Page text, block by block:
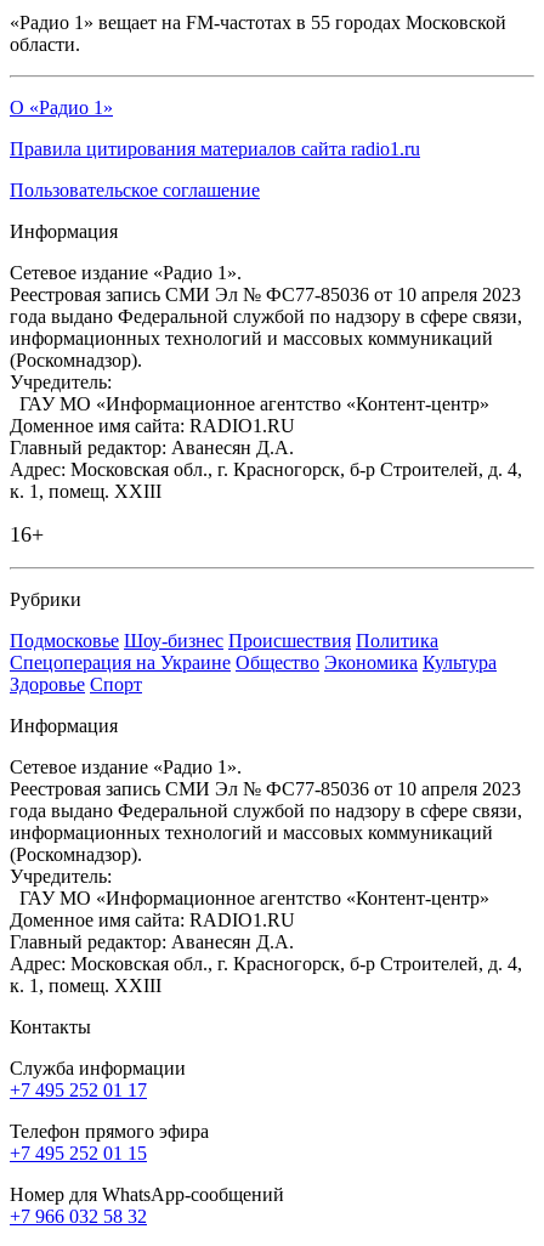
«Радио 1» вещает на FM-частотах в 55 городах Московской
области.
О «Радио 1»
Правила цитирования материалов сайта radio1.ru
Пользовательское соглашение
Информация
Сетевое издание «Радио 1».
Реестровая запись СМИ Эл № ФС77-85036 от 10 апреля 2023
года выдано Федеральной службой по надзору в сфере связи,
информационных технологий и массовых коммуникаций
(Роскомнадзор).
Учредитель:
ГАУ МО «Информационное агентство «Контент-центр»
Доменное имя сайта: RADIO1.RU
Главный редактор: Аванесян Д.А.
Адрес: Московская обл., г. Красногорск, б-р Строителей, д. 4,
к. 1, помещ. XXIII
16+
Рубрики
Подмосковье Шоу-бизнес Происшествия Политика
Спецоперация на Украине Общество Экономика Культура
Здоровье Спорт
Информация
Сетевое издание «Радио 1».
Реестровая запись СМИ Эл № ФС77-85036 от 10 апреля 2023
года выдано Федеральной службой по надзору в сфере связи,
информационных технологий и массовых коммуникаций
(Роскомнадзор).
Учредитель:
ГАУ МО «Информационное агентство «Контент-центр»
Доменное имя сайта: RADIO1.RU
Главный редактор: Аванесян Д.А.
Адрес: Московская обл., г. Красногорск, б-р Строителей, д. 4,
к. 1, помещ. XXIII
Контакты
Служба информации
+7 495 252 01 17
Телефон прямого эфира
+7 495 252 01 15
Номер для WhatsApp-сообщений
+7 966 032 58 32